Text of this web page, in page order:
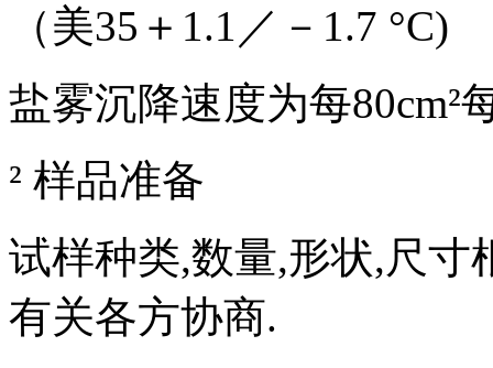
（美35＋1.1／－1.7 °C)
盐雾沉降速度为每80cm²
² 样品准备
试样种类,数量,形状,尺寸
有关各方协商.